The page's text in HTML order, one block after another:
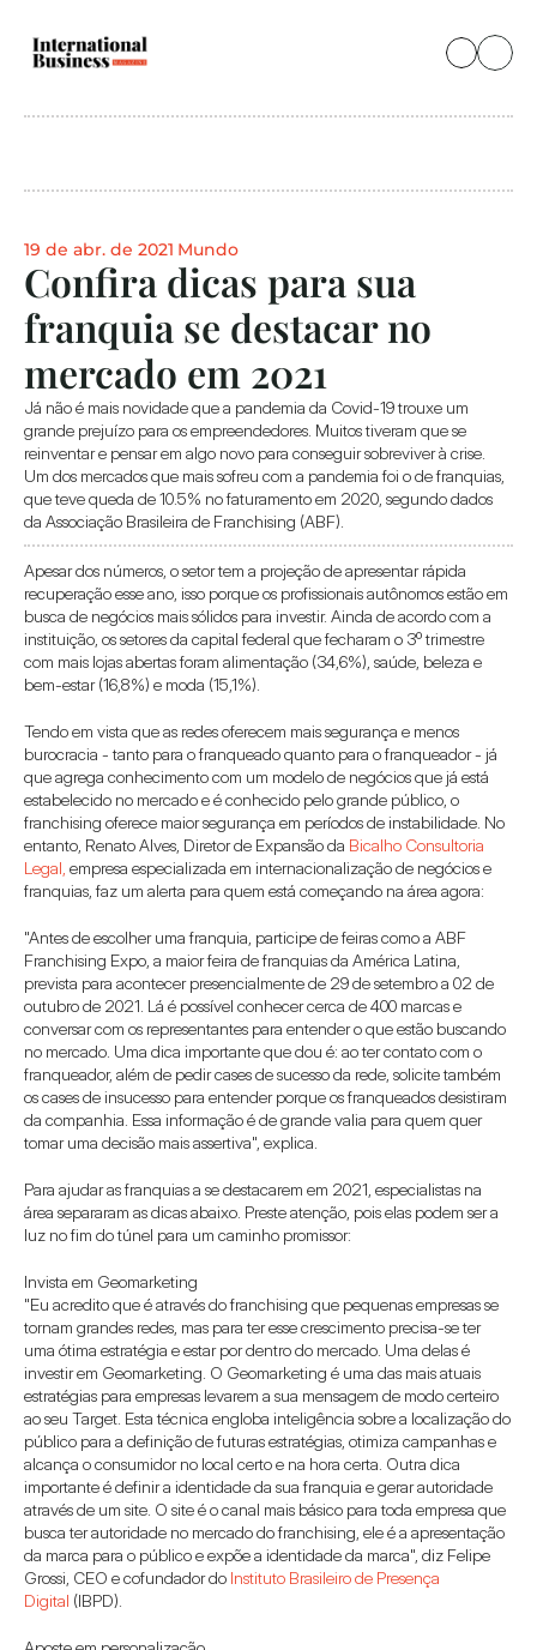
19 de abr. de 2021 Mundo
Confira dicas para sua
franquia se destacar no
mercado em 2021
Já não é mais novidade que a pandemia da Covid-19 trouxe um
grande prejuízo para os empreendedores. Muitos tiveram que se
reinventar e pensar em algo novo para conseguir sobreviver à crise.
Um dos mercados que mais sofreu com a pandemia foi o de franquias,
que teve queda de 10.5% no faturamento em 2020, segundo dados
da Associação Brasileira de Franchising (ABF).
Apesar dos números, o setor tem a projeção de apresentar rápida
recuperação esse ano, isso porque os profissionais autônomos estão em
busca de negócios mais sólidos para investir. Ainda de acordo com a
instituição, os setores da capital federal que fecharam o 3º trimestre
com mais lojas abertas foram alimentação (34,6%), saúde, beleza e
bem-estar (16,8%) e moda (15,1%).
Tendo em vista que as redes oferecem mais segurança e menos
burocracia - tanto para o franqueado quanto para o franqueador - já
que agrega conhecimento com um modelo de negócios que já está
estabelecido no mercado e é conhecido pelo grande público, o
franchising oferece maior segurança em períodos de instabilidade. No
entanto, Renato Alves, Diretor de Expansão da Bicalho Consultoria
Legal, empresa especializada em internacionalização de negócios e
franquias, faz um alerta para quem está começando na área agora:
"Antes de escolher uma franquia, participe de feiras como a ABF
Franchising Expo, a maior feira de franquias da América Latina,
prevista para acontecer presencialmente de 29 de setembro a 02 de
outubro de 2021. Lá é possível conhecer cerca de 400 marcas e
conversar com os representantes para entender o que estão buscando
no mercado. Uma dica importante que dou é: ao ter contato com o
franqueador, além de pedir cases de sucesso da rede, solicite também
os cases de insucesso para entender porque os franqueados desistiram
da companhia. Essa informação é de grande valia para quem quer
tomar uma decisão mais assertiva", explica.
Para ajudar as franquias a se destacarem em 2021, especialistas na
área separaram as dicas abaixo. Preste atenção, pois elas podem ser a
luz no fim do túnel para um caminho promissor:
Invista em Geomarketing
"Eu acredito que é através do franchising que pequenas empresas se
tornam grandes redes, mas para ter esse crescimento precisa-se ter
uma ótima estratégia e estar por dentro do mercado. Uma delas é
investir em Geomarketing. O Geomarketing é uma das mais atuais
estratégias para empresas levarem a sua mensagem de modo certeiro
ao seu Target. Esta técnica engloba inteligência sobre a localização do
público para a definição de futuras estratégias, otimiza campanhas e
alcança o consumidor no local certo e na hora certa. Outra dica
importante é definir a identidade da sua franquia e gerar autoridade
através de um site. O site é o canal mais básico para toda empresa que
busca ter autoridade no mercado do franchising, ele é a apresentação
da marca para o público e expõe a identidade da marca", diz Felipe
Grossi, CEO e cofundador do Instituto Brasileiro de Presença
Digital (IBPD).